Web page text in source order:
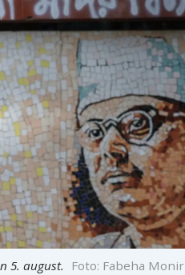
5. august. Foto: Fabeha Monir